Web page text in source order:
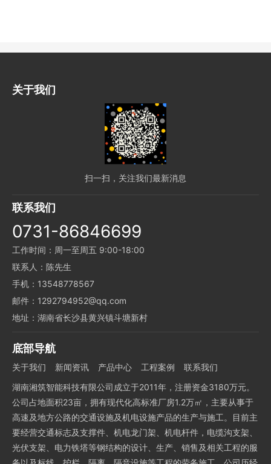
关于我们
扫一扫，关注我们最新消息
联系我们
0731-86846699
工作时间：周一至周五 9:00-18:00
联系人：陈先生
手机：13548778567
邮件：1292794952@qq.com
地址：湖南省长沙县黄兴镇斗塘新村
底部导航
关于我们 新闻资讯 产品中心 工程案例
联系我们
湖南湘筑智能科技有限公司成立于2011年，注册资金3180万元。
公司占地面积23亩，拥有现代化高标准厂房1.2万㎡，主要从事于
高速及地方公路的交通设施及机电设施产品的生产与施工。目前主
要经营交通标志及支撑件、机电龙门架、机电杆件，电缆沟支架、
光伏支架、电力铁塔等钢结构的设计、生产、销售及相关工程的服